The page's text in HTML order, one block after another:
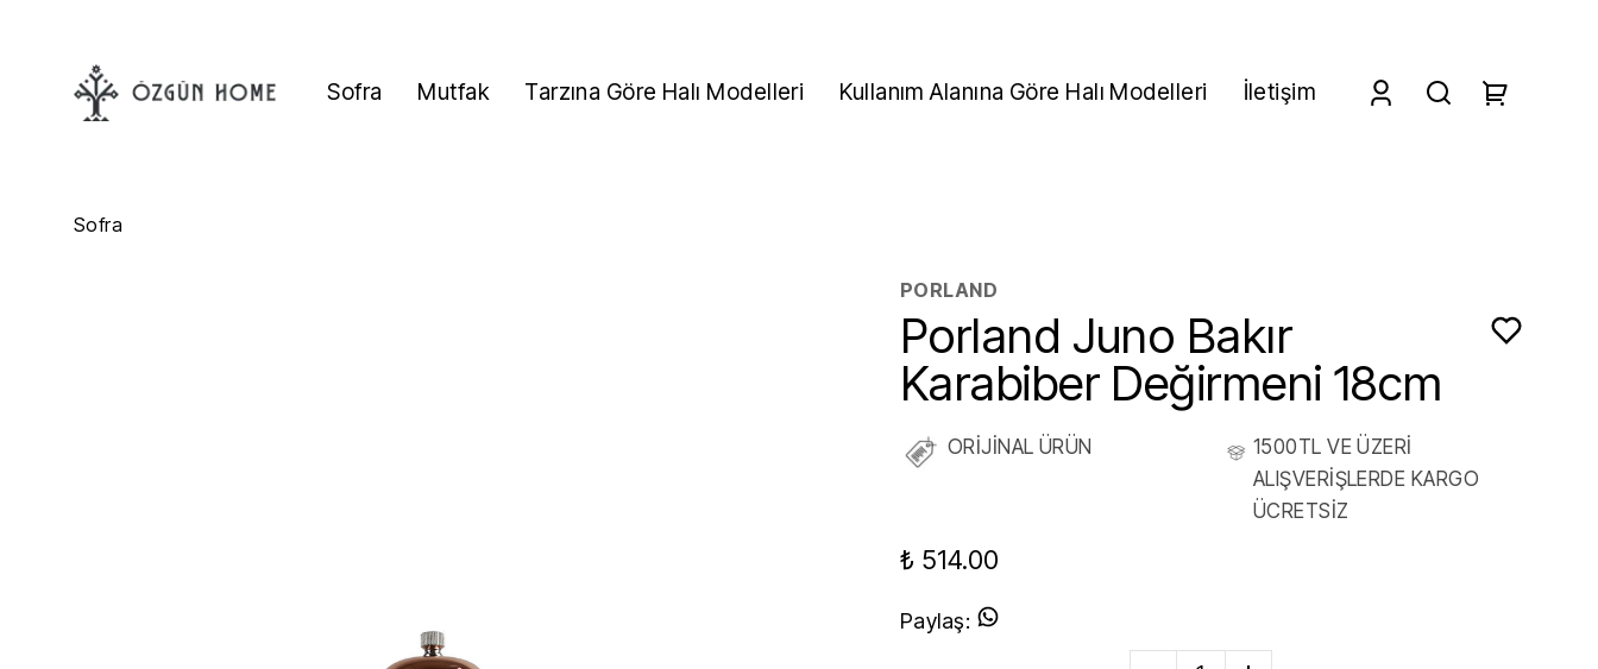
Sofra Mutfak Tarzına Göre Halı Modelleri Kullanım Alanına Göre Halı Modelleri İletişim
Sofra
PORLAND
Porland Juno Bakır
Karabiber Değirmeni 18cm
ORİJİNAL ÜRÜN
1500TL VE ÜZERİ
ALIŞVERİŞLERDE KARGO
ÜCRETSİZ
₺ 514.00
Paylaş: